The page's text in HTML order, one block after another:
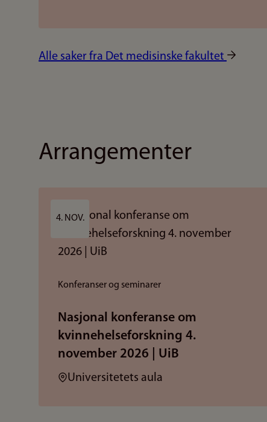
Alle saker fra Det medisinske fakultet
Arrangementer
4. NOV.
Konferanser og seminarer
Nasjonal konferanse om
kvinnehelseforskning 4.
november 2026 | UiB
Sted:
Universitetets aula